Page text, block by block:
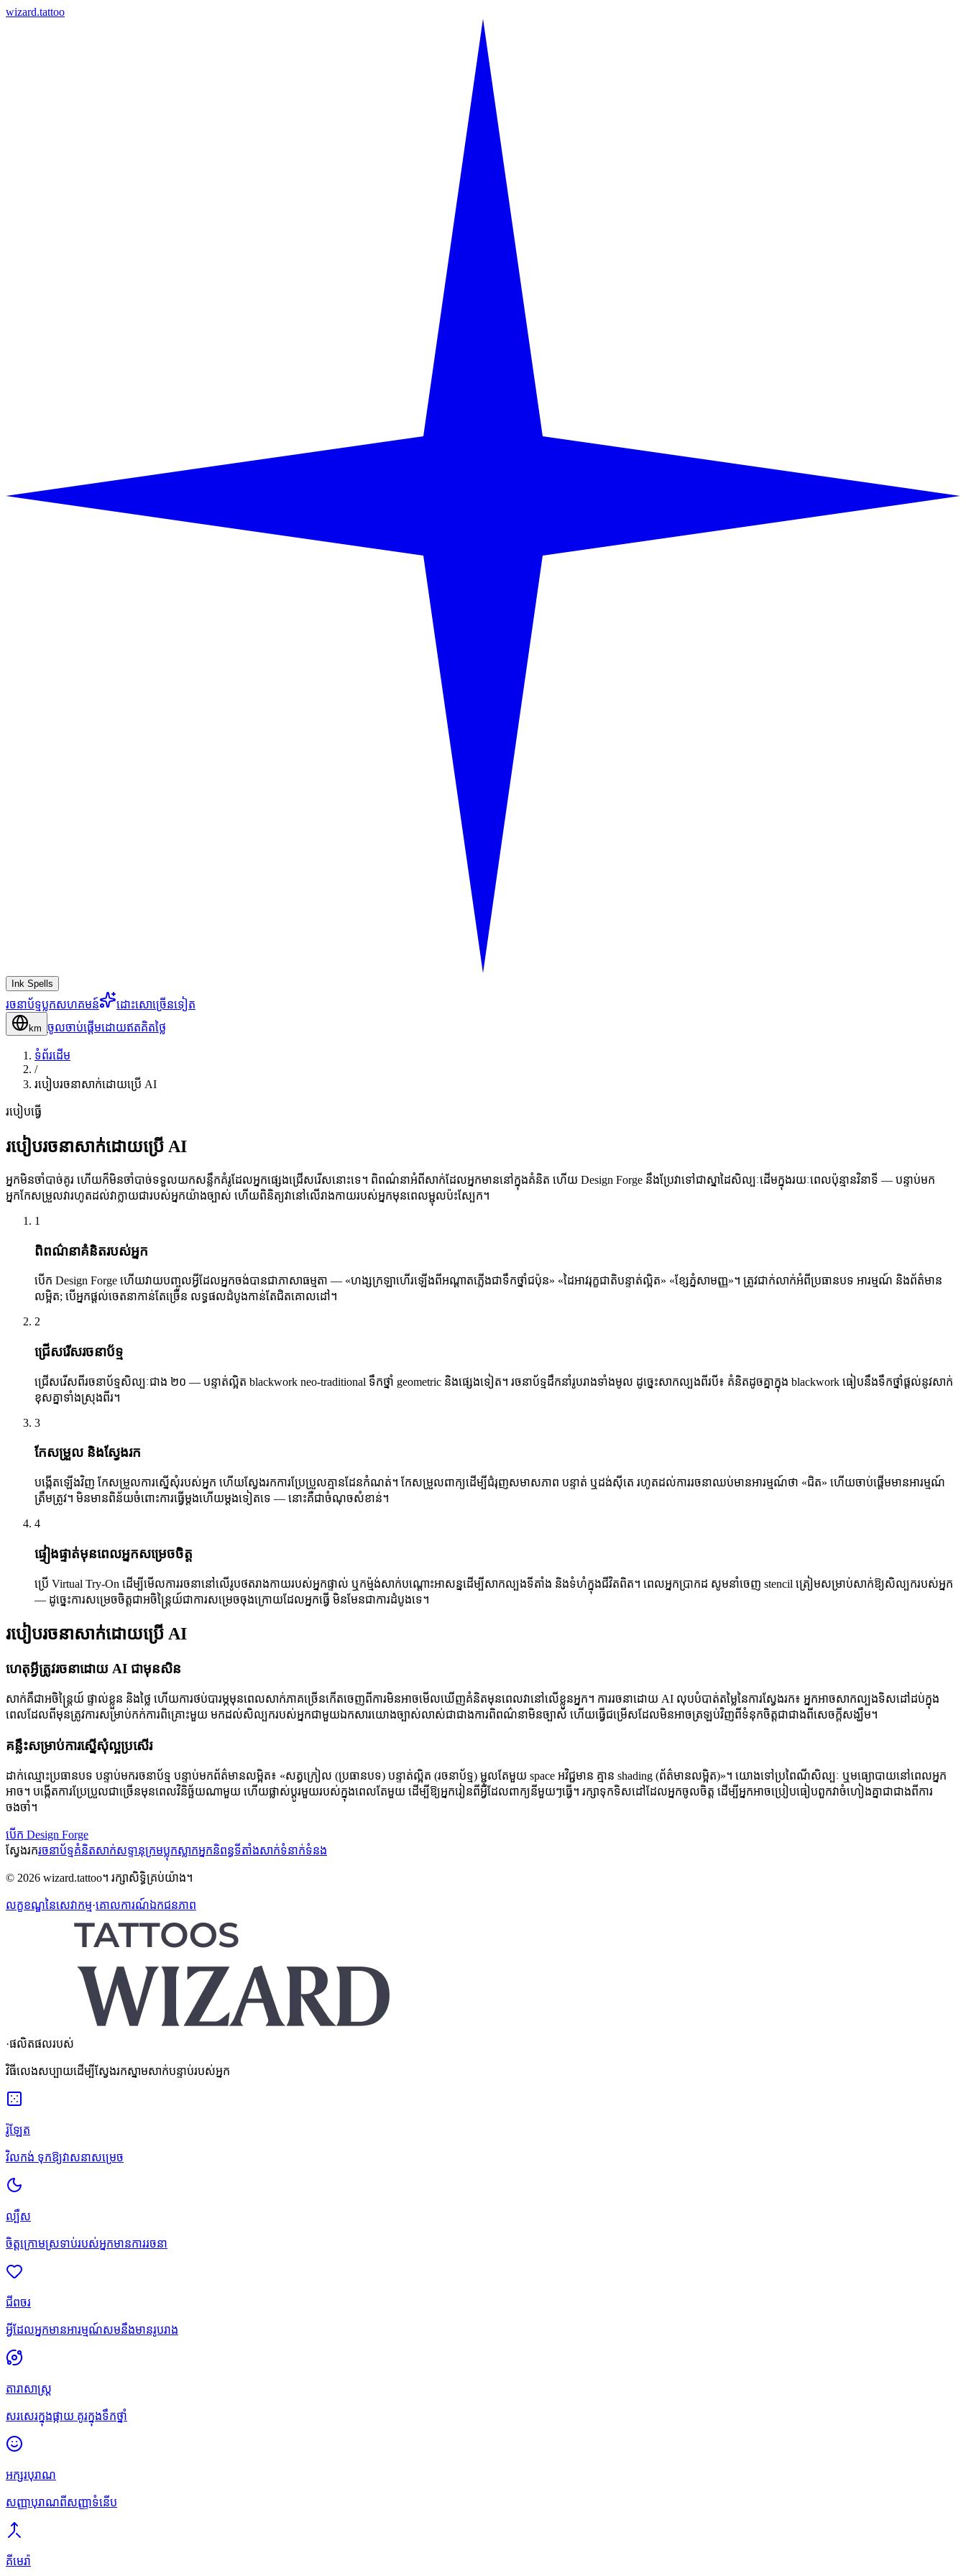
wizard.tattoo
Ink Spells
រចនាប័ទ្មប្លុកសហគមន៍ ដោះសោច្រើនទៀត
km ចូលចាប់ផ្តើមដោយឥតគិតថ្លៃ
ទំព័រដើម
/
របៀបរចនាសាក់ដោយប្រើ AI
របៀបធ្វើ
របៀបរចនាសាក់ដោយប្រើ AI
អ្នកមិនចាំបាច់គូរ ហើយក៏មិនចាំបាច់ទទួលយកសន្លឹកគំរូដែលអ្នកផ្សេងជ្រើសរើសនោះទេ។ ពិពណ៌នាអំពីសាក់ដែលអ្នកមាននៅក្នុងគំនិត ហើយ Design Forge នឹងប្រែវាទៅជាស្នាដៃសិល្បៈដើមក្នុងរយៈពេលប៉ុន្មានវិនាទី — បន្ទាប់មក
អ្នកកែសម្រួលវារហូតដល់វាក្លាយជារបស់អ្នកយ៉ាងច្បាស់ ហើយពិនិត្យវានៅលើរាងកាយរបស់អ្នកមុនពេលម្ជុលប៉ះស្បែក។
1
ពិពណ៌នាគំនិតរបស់អ្នក
បើក Design Forge ហើយវាយបញ្ចូលអ្វីដែលអ្នកចង់បានជាភាសាធម្មតា — «ហង្សក្រឡាហើរឡើងពីអណ្តាតភ្លើងជាទឹកថ្នាំជប៉ុន» «ដៃអាវរុក្ខជាតិបន្ទាត់ល្អិត» «ខ្សែភ្នំសាមញ្ញ»។ ត្រូវជាក់លាក់អំពីប្រធានបទ អារម្មណ៍ និងព័ត៌មាន
លម្អិត; បើអ្នកផ្តល់ចេតនាកាន់តែច្រើន លទ្ធផលដំបូងកាន់តែជិតគោលដៅ។
2
ជ្រើសរើសរចនាប័ទ្ម
ជ្រើសរើសពីរចនាប័ទ្មសិល្បៈជាង ២០ — បន្ទាត់ល្អិត blackwork neo-traditional ទឹកថ្នាំ geometric និងផ្សេងទៀត។ រចនាប័ទ្មដឹកនាំរូបរាងទាំងមូល ដូច្នេះសាកល្បងពីរបី៖ គំនិតដូចគ្នាក្នុង blackwork ធៀបនឹងទឹកថ្នាំផ្តល់នូវសាក់
ខុសគ្នាទាំងស្រុងពីរ។
3
កែសម្រួល និងស្វែងរក
បង្កើតឡើងវិញ កែសម្រួលការស្នើសុំរបស់អ្នក ហើយស្វែងរកការប្រែប្រួលគ្មានដែនកំណត់។ កែសម្រួលពាក្យដើម្បីជំរុញសមាសភាព បន្ទាត់ ឬដង់ស៊ីតេ រហូតដល់ការរចនាឈប់មានអារម្មណ៍ថា «ជិត» ហើយចាប់ផ្តើមមានអារម្មណ៍
ត្រឹមត្រូវ។ មិនមានពិន័យចំពោះការធ្វើម្តងហើយម្តងទៀតទេ — នោះគឺជាចំណុចសំខាន់។
4
ផ្ទៀងផ្ទាត់មុនពេលអ្នកសម្រេចចិត្ត
ប្រើ Virtual Try-On ដើម្បីមើលការរចនានៅលើរូបថតរាងកាយរបស់អ្នកផ្ទាល់ ឬកម្ម៉ង់សាក់បណ្ដោះអាសន្នដើម្បីសាកល្បងទីតាំង និងទំហំក្នុងជីវិតពិត។ ពេលអ្នកប្រាកដ សូមនាំចេញ stencil ត្រៀមសម្រាប់សាក់ឱ្យសិល្បករបស់អ្នក
— ដូច្នេះការសម្រេចចិត្តជាអចិន្ត្រៃយ៍ជាការសម្រេចចុងក្រោយដែលអ្នកធ្វើ មិនមែនជាការដំបូងទេ។
របៀបរចនាសាក់ដោយប្រើ AI
ហេតុអ្វីត្រូវរចនាដោយ AI ជាមុនសិន
សាក់គឺជាអចិន្ត្រៃយ៍ ផ្ទាល់ខ្លួន និងថ្លៃ ហើយការថប់បារម្ភមុនពេលសាក់ភាគច្រើនកើតចេញពីការមិនអាចមើលឃើញគំនិតមុនពេលវានៅលើខ្លួនអ្នក។ ការរចនាដោយ AI លុបបំបាត់តម្លៃនៃការស្វែងរក៖ អ្នកអាចសាកល្បងទិសដៅដប់ក្នុង
ពេលដែលពីមុនត្រូវការសម្រាប់កក់ការពិគ្រោះមួយ មកដល់សិល្បករបស់អ្នកជាមួយឯកសារយោងច្បាស់លាស់ជាជាងការពិពណ៌នាមិនច្បាស់ ហើយធ្វើជម្រើសដែលមិនអាចត្រឡប់វិញពីទំនុកចិត្តជាជាងពីសេចក្តីសង្ឃឹម។
គន្លឹះសម្រាប់ការស្នើសុំល្អប្រសើរ
ដាក់ឈ្មោះប្រធានបទ បន្ទាប់មករចនាប័ទ្ម បន្ទាប់មកព័ត៌មានលម្អិត៖ «សត្វក្រៀល (ប្រធានបទ) បន្ទាត់ល្អិត (រចនាប័ទ្ម) ម្ជុលតែមួយ space អវិជ្ជមាន គ្មាន shading (ព័ត៌មានលម្អិត)»។ យោងទៅប្រពៃណីសិល្បៈ ឬមធ្យោបាយនៅពេលអ្នក
អាច។ បង្កើតការប្រែប្រួលជាច្រើនមុនពេលវិនិច្ឆ័យណាមួយ ហើយផ្លាស់ប្តូរមួយរបស់ក្នុងពេលតែមួយ ដើម្បីឱ្យអ្នករៀនពីអ្វីដែលពាក្យនីមួយៗធ្វើ។ រក្សាទុកទិសដៅដែលអ្នកចូលចិត្ត ដើម្បីអ្នកអាចប្រៀបធៀបពួកវាចំហៀងគ្នាជាជាងពីការ
ចងចាំ។
បើក Design Forge
ស្វែងរករចនាប័ទ្មគំនិតសាក់សទ្ទានុក្រមប្លុកស្លាកអ្នកនិពន្ធទីតាំងសាក់ទំនាក់ទំនង
© 2026 wizard.tattoo។ រក្សាសិទ្ធិគ្រប់យ៉ាង។
លក្ខខណ្ឌនៃសេវាកម្ម·គោលការណ៍ឯកជនភាព
·ផលិតផលរបស់
វិធីលេងសប្បាយដើម្បីស្វែងរកស្នាមសាក់បន្ទាប់របស់អ្នក
រ៉ូឡែត
វិលកង់ ទុកឱ្យវាសនាសម្រេច
ល្បឺស
ចិត្តក្រោមស្រទាប់របស់អ្នកមានការរចនា
ជីពចរ
អ្វីដែលអ្នកមានអារម្មណ៍សមនឹងមានរូបរាង
តារាសាស្រ្ត
សរសេរក្នុងផ្កាយ គូរក្នុងទឹកថ្នាំ
អក្សរបុរាណ
សញ្ញាបុរាណពីសញ្ញាទំនើប
គីមេរ៉ា